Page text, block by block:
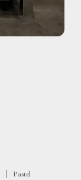
| Pastel